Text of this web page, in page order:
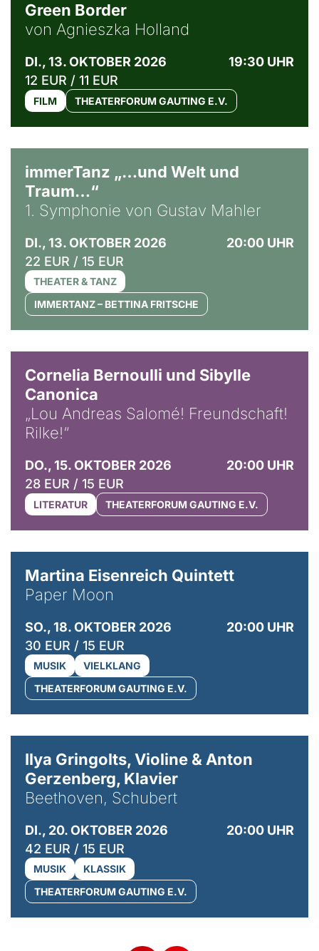
Green Border
von Agnieszka Holland
DI., 13. OKTOBER 2026
19:30 UHR
12 EUR / 11 EUR
FILM THEATERFORUM GAUTING E.V.
immerTanz „…und Welt und
Traum…“
1. Symphonie von Gustav Mahler
DI., 13. OKTOBER 2026
20:00 UHR
22 EUR / 15 EUR
THEATER & TANZ
IMMERTANZ – BETTINA FRITSCHE
Cornelia Bernoulli und Sibylle
Canonica
„Lou Andreas Salomé! Freundschaft!
Rilke!“
DO., 15. OKTOBER 2026
20:00 UHR
28 EUR / 15 EUR
LITERATUR THEATERFORUM GAUTING E.V.
Martina Eisenreich Quintett
Paper Moon
SO., 18. OKTOBER 2026
20:00 UHR
30 EUR / 15 EUR
MUSIK
VIELKLANG
THEATERFORUM GAUTING E.V.
Ilya Gringolts, Violine & Anton
Gerzenberg, Klavier
Beethoven, Schubert
DI., 20. OKTOBER 2026
20:00 UHR
42 EUR / 15 EUR
MUSIK
KLASSIK
THEATERFORUM GAUTING E.V.